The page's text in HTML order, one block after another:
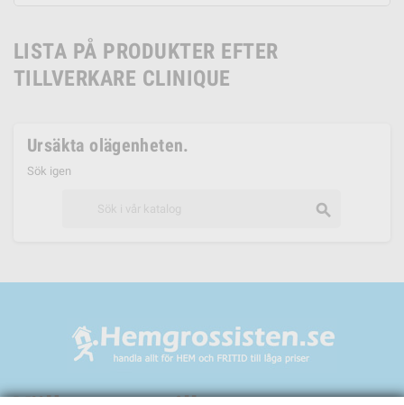
LISTA PÅ PRODUKTER EFTER
TILLVERKARE CLINIQUE
Ursäkta olägenheten.
Sök igen
search